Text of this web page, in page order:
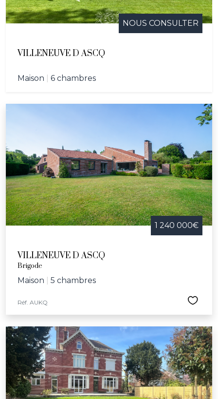
NOUS CONSULTER
VILLENEUVE D ASCQ
Maison 6 chambres
1 240 000€
VILLENEUVE D ASCQ
Brigode
Maison 5 chambres
Réf. AUKQ